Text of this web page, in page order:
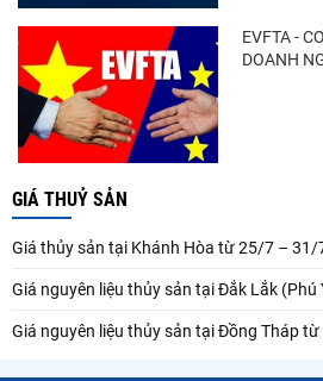
EVFTA -
DOANH
GIÁ THUỶ SẢN
Giá thủy sản tại Khánh Hòa từ 25/7 –
Giá nguyên liệu thủy sản tại Đắk Lắk
Giá nguyên liệu thủy sản tại Đồng Tháp